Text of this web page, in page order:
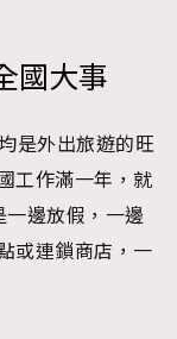
國大事
是外出旅遊的旺
工作滿一年，就
邊放假，一邊
或連鎖商店，一